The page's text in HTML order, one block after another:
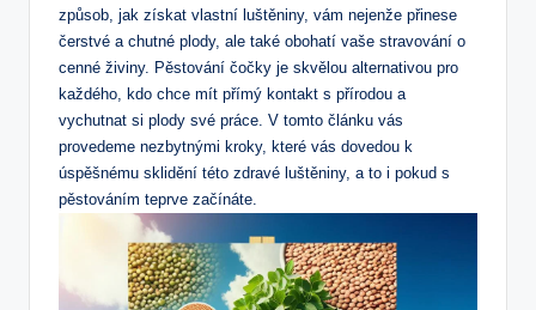
způsob, jak získat vlastní luštěniny, vám nejenže přinese
čerstvé a chutné plody, ale také obohatí vaše stravování o
cenné živiny. Pěstování čočky je skvělou alternativou pro
každého, kdo chce mít přímý kontakt s přírodou a
vychutnat si plody své práce. V tomto článku vás
provedeme nezbytnými kroky, které vás dovedou k
úspěšnému sklidění této zdravé luštěniny, a to i pokud s
pěstováním teprve začínáte.